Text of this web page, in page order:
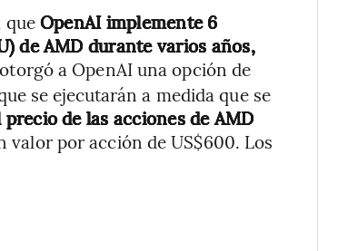
queOpenAI implemente 6
de AMD durante varios años,
a OpenAI una opción de
se ejecutarán a medida que se
de las acciones de AMD
por acción de US$600. Los